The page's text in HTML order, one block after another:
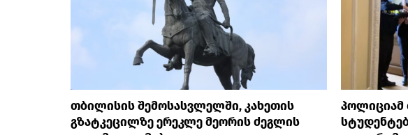
თბილისის შემოსასვლელში, კახეთის
გზატკეცილზე ერეკლე მეორის ძეგლის
პოლიციამ